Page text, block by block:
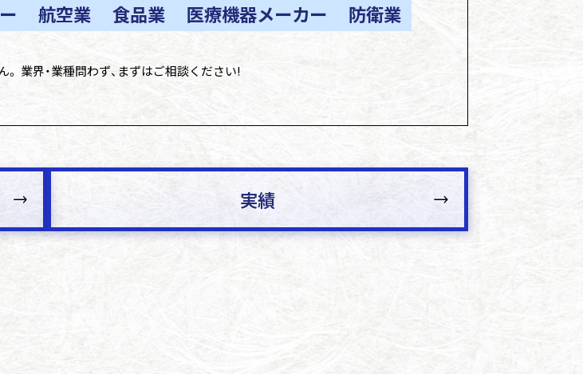
航空業 食品業 医療機器メーカー 防衛業
業界・業種問わず、まずはご相談ください!
実績